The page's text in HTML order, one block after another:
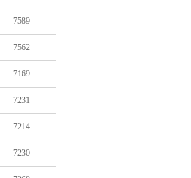
7589
7562
7169
7231
7214
7230